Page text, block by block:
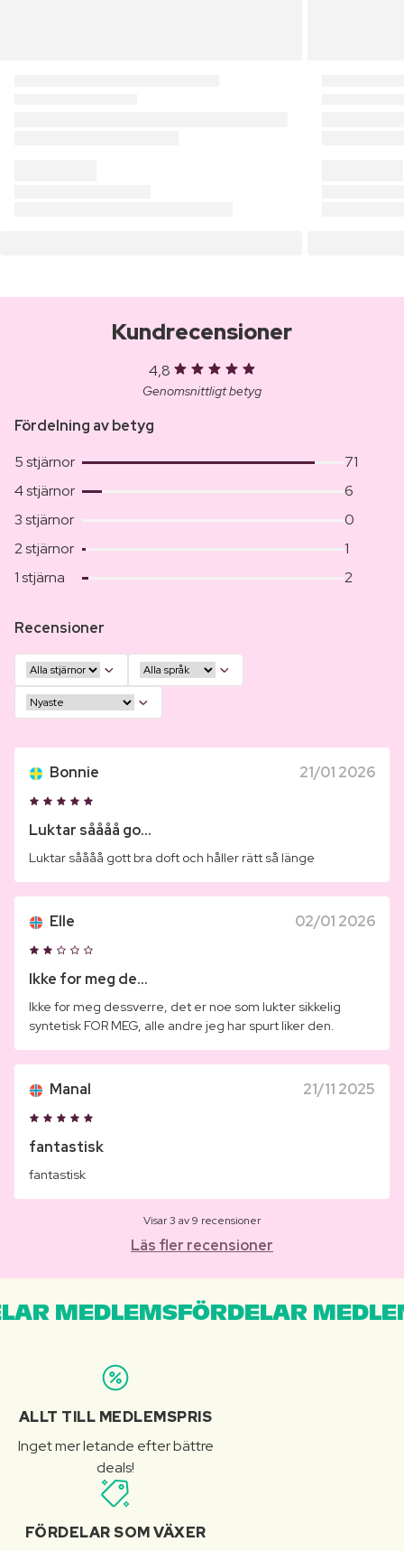
Kundrecensioner
4,8
Genomsnittligt betyg
Fördelning av betyg
5 stjärnor
71
4 stjärnor
6
3 stjärnor
0
2 stjärnor
1
1 stjärna
2
Recensioner
Bonnie 21/01 2026
Luktar såååå go...
Luktar såååå gott bra doft och håller rätt så länge
Elle 02/01 2026
Ikke for meg de...
Ikke for meg dessverre, det er noe som lukter sikkelig
syntetisk FOR MEG, alle andre jeg har spurt liker den.
Manal 21/11 2025
fantastisk
fantastisk
Visar 3 av 9 recensioner
Läs fler recensioner
MEDLEMSFÖRDELAR
ALLT TILL MEDLEMSPRIS
Inget mer letande efter bättre
deals!
FÖRDELAR SOM VÄXER